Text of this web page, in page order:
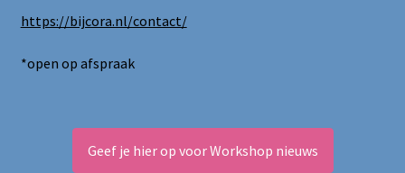
https://bijcora.nl/contact/
*open op afspraak
Geef je hier op voor Workshop nieuws